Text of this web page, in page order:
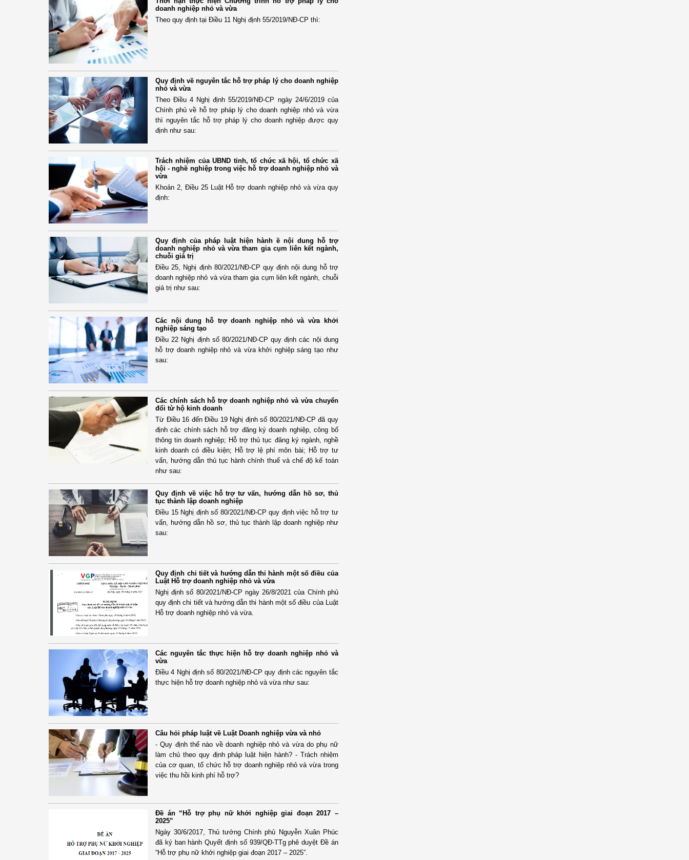
doanh nghiệp nhỏ và vừa
Theo quy định tại Điều 11 Nghị định 55/2019/NĐ-CP thì:
Quy định về nguyên tắc hỗ trợ pháp lý cho doanh nghiệp
nhỏ và vừa
Theo Điều 4 Nghị định 55/2019/NĐ-CP ngày 24/6/2019 của
Chính phủ về hỗ trợ pháp lý cho doanh nghiệp nhỏ và vừa
thì nguyên tắc hỗ trợ pháp lý cho doanh nghiệp được quy
định như sau:
Trách nhiệm của UBND tỉnh, tổ chức xã hội, tổ chức xã
hội - nghề nghiệp trong việc hỗ trợ doanh nghiệp nhỏ và
vừa
Khoản 2, Điều 25 Luật Hỗ trợ doanh nghiệp nhỏ và vừa quy
định:
Quy định của pháp luật hiện hành ề nội dung hỗ trợ
doanh nghiệp nhỏ và vừa tham gia cụm liên kết ngành,
chuỗi giá trị
Điều 25, Nghị định 80/2021/NĐ-CP quy định nội dung hỗ trợ
doanh nghiệp nhỏ và vừa tham gia cụm liên kết ngành, chuỗi
giá trị như sau:
Các nội dung hỗ trợ doanh nghiệp nhỏ và vừa khởi
nghiệp sáng tạo
Điều 22 Nghị định số 80/2021/NĐ-CP quy định các nội dung
hỗ trợ doanh nghiệp nhỏ và vừa khởi nghiệp sáng tạo như
sau:
Các chính sách hỗ trợ doanh nghiệp nhỏ và vừa chuyển
đổi từ hộ kinh doanh
Từ Điều 16 đến Điều 19 Nghị định số 80/2021/NĐ-CP đã quy
định các chính sách hỗ trợ đăng ký doanh nghiệp, công bố
thông tin doanh nghiệp; Hỗ trợ thủ tục đăng ký ngành, nghề
kinh doanh có điều kiện; Hỗ trợ lệ phí môn bài; Hỗ trợ tư
vấn, hướng dẫn thủ tục hành chính thuế và chế độ kế toán
như sau:
Quy định về việc hỗ trợ tư vấn, hướng dẫn hồ sơ, thủ
tục thành lập doanh nghiệp
Điều 15 Nghị định số 80/2021/NĐ-CP quy định việc hỗ trợ tư
vấn, hướng dẫn hồ sơ, thủ tục thành lập doanh nghiệp như
sau:
Quy định chi tiết và hướng dẫn thi hành một số điều của
Luật Hỗ trợ doanh nghiệp nhỏ và vừa
Nghị định số 80/2021/NĐ-CP ngày 26/8/2021 của Chính phủ
quy định chi tiết và hướng dẫn thi hành một số điều của Luật
Hỗ trợ doanh nghiệp nhỏ và vừa.
Các nguyên tắc thực hiện hỗ trợ doanh nghiệp nhỏ và
vừa
Điều 4 Nghị định số 80/2021/NĐ-CP quy định các nguyên tắc
thực hiện hỗ trợ doanh nghiệp nhỏ và vừa như sau:
Câu hỏi pháp luật về Luật Doanh nghiệp vừa và nhỏ
- Quy định thế nào về doanh nghiệp nhỏ và vừa do phụ nữ
làm chủ theo quy định pháp luật hiện hành? - Trách nhiệm
của cơ quan, tổ chức hỗ trợ doanh nghiệp nhỏ và vừa trong
việc thu hồi kinh phí hỗ trợ?
Đề án “Hỗ trợ phụ nữ khởi nghiệp giai đoạn 2017 –
2025”
Ngày 30/6/2017, Thủ tướng Chính phủ Nguyễn Xuân Phúc
đã ký ban hành Quyết định số 939/QĐ-TTg phê duyệt Đề án
“Hỗ trợ phụ nữ khởi nghiệp giai đoạn 2017 – 2025”.